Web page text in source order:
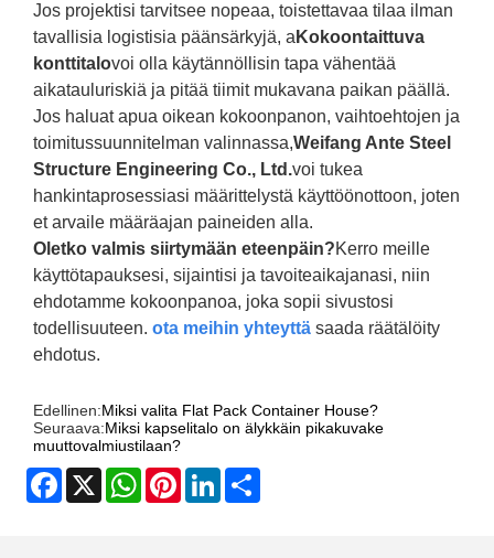
Jos projektisi tarvitsee nopeaa, toistettavaa tilaa ilman
tavallisia logistisia päänsärkyjä, a Kokoontaittuva
konttitalovoi olla käytännöllisin tapa vähentää
aikatauluriskiä ja pitää tiimit mukavana paikan päällä.
Jos haluat apua oikean kokoonpanon, vaihtoehtojen ja
toimitussuunnitelman valinnassa,Weifang Ante Steel
Structure Engineering Co., Ltd.voi tukea
hankintaprosessiasi määrittelystä käyttöönottoon, joten
et arvaile määräajan paineiden alla.
Oletko valmis siirtymään eteenpäin?Kerro meille
käyttötapauksesi, sijaintisi ja tavoiteaikajanasi, niin
ehdotamme kokoonpanoa, joka sopii sivustosi
todellisuuteen. ota meihin yhteyttä saada räätälöity
ehdotus.
Edellinen:Miksi valita Flat Pack Container House?
Seuraava:Miksi kapselitalo on älykkäin pikakuvake
muuttovalmiustilaan?
Facebook
X WhatsAppPinterestLinkedIn